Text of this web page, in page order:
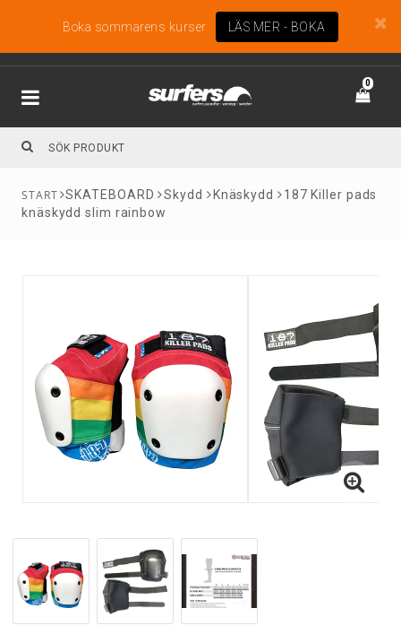
Boka sommarens kurser LÄS MER - BOKA
0
SKATEBOARD Skydd Knäskydd
187 Killer pads
knäskydd slim rainbow